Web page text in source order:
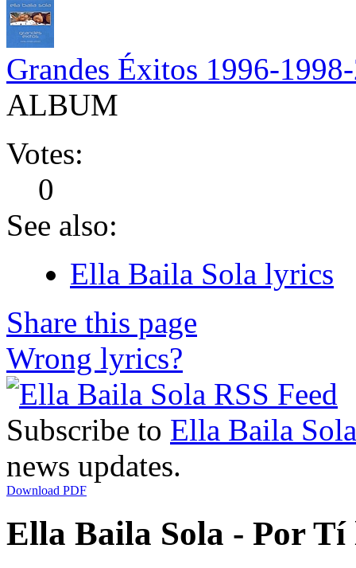
Grandes Éxitos 1996-
ALBUM
Votes:
0
See also:
Ella Baila Sola lyrics
Share this page
Wrong lyrics?
Subscribe to Ella Baila Sola
news updates.
Download PDF
Ella Baila Sola - Por